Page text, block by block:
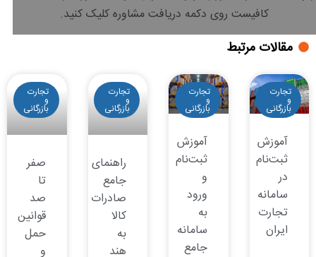
کافیست روی دکمه دریافت مشاوره کلیک کنید.
مقالات مرتبط
تجارت
و
بازرگانی
آموزش
ثبت‌نام
در
سامانه
تجارت
ایران
تجارت
و
بازرگانی
آموزش
ثبت‌نام
و
ورود
به
سامانه
جامع
تجارت
و
بازرگانی
راهنمای
جامع
صادرات
کالا
به
هند
تجارت
و
بازرگانی
صفر
تا
صد
قوانین
حمل
و